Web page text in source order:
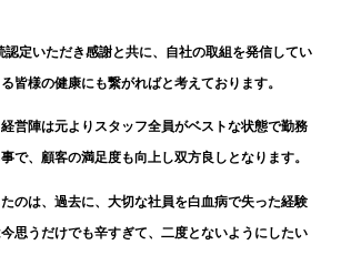
認定いただき感謝と共に、自社の取組を発信してい
皆様の健康にも繋がればと考えております。
営陣は元よりスタッフ全員がベストな状態で勤務
で、顧客の満足度も向上し双方良しとなります。
のは、過去に、大切な社員を白血病で失った経験
思うだけでも辛すぎて、二度とないようにしたい